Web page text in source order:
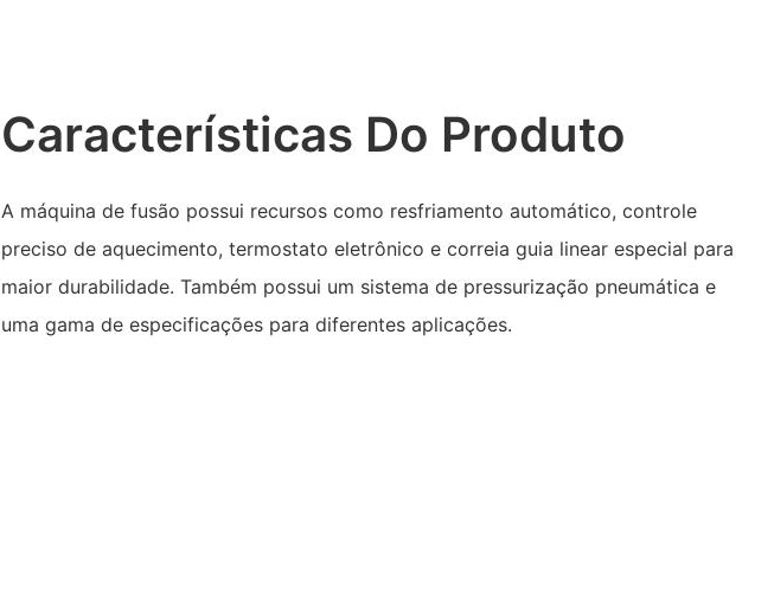
Características Do Produto
A máquina de fusão possui recursos como resfriamento automático, controle
preciso de aquecimento, termostato eletrônico e correia guia linear especial para
maior durabilidade. Também possui um sistema de pressurização pneumática e
uma gama de especificações para diferentes aplicações.